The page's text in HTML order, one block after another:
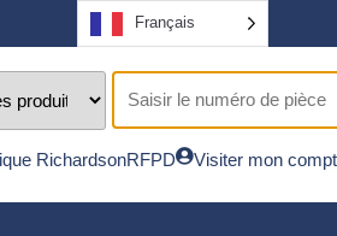
Français
RichardsonRFPD Visiter mon